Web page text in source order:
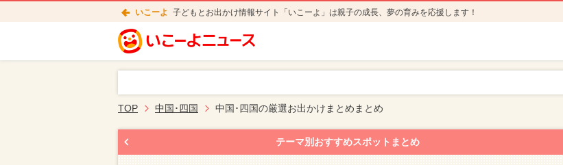
いこーよ 子どもとお出かけ情報サイト「いこーよ」は親子の成長、夢の育みを応援します！
TOP 中国･四国 中国･四国の厳選お出かけまとめまとめ
テーマ別おすすめスポットまとめ